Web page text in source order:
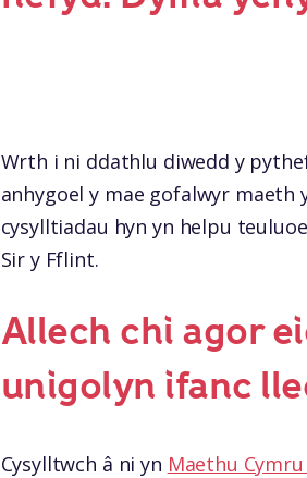
Wrth i ni ddathlu diwedd y
anhygoel y mae gofalwyr maeth
cysylltiadau hyn yn helpu
Sir y Fflint.
Allech chi agor
unigolyn ifanc
Cysylltwch â ni yn Maethu